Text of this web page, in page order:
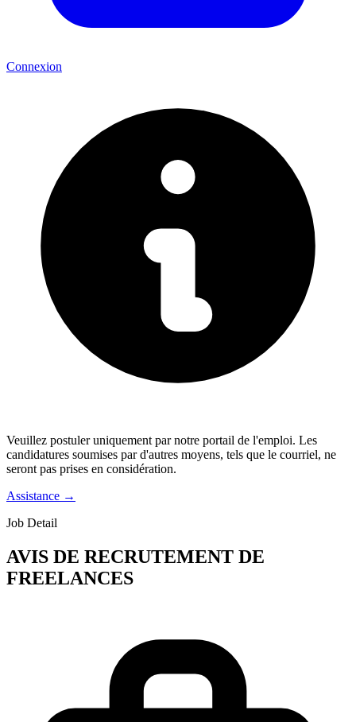
Connexion
Veuillez postuler uniquement par notre portail de l'emploi. Les
candidatures soumises par d'autres moyens, tels que le courriel, ne
seront pas prises en considération.
Assistance →
Job Detail
AVIS DE RECRUTEMENT DE
FREELANCES